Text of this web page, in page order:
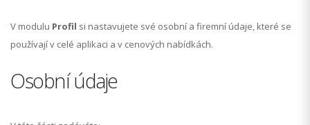
V modulu Profil si nastavujete své osobní a firemní údaje, které se
používají v celé aplikaci a v cenových nabídkách.
Osobní údaje